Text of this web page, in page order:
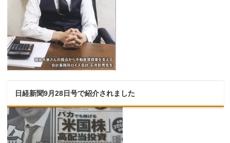
日経新聞9月28日号で紹介されました